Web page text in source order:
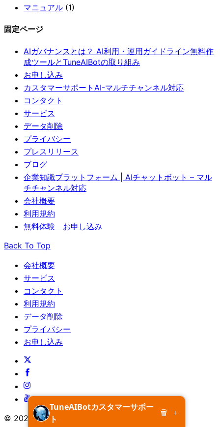
マニュアル (1)
固定ページ
AIガバナンスとは？ AI利用・運用ガイドライン無料作
成ツールとTuneAIBotの取り組み
お申し込み
カスタマーサポートAI-マルチチャンネル対応
コンタクト
サービス
データ削除
プライバシー
プレスリリース
ブログ
企業知識プラットフォーム | AIチャットボット – マル
チチャンネル対応
会社概要
利用規約
無料体験 お申し込み
Back To Top
会社概要
サービス
コンタクト
利用規約
データ削除
プライバシー
お申し込み
© 2026 TuneAIBot. All Rights Reserved
TuneAIBotカスタマーサポー
ト
🗑 +